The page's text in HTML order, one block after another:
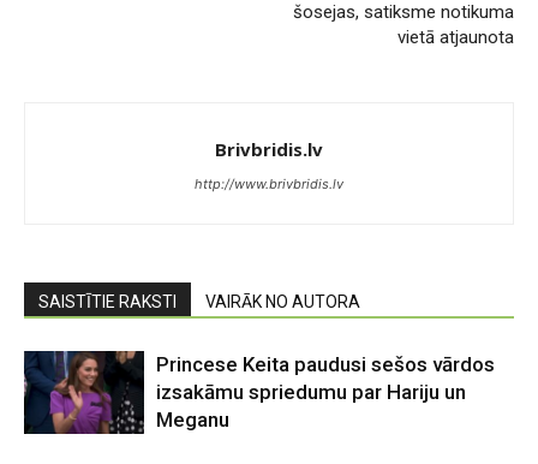
šosejas, satiksme notikuma
vietā atjaunota
Brivbridis.lv
http://www.brivbridis.lv
SAISTĪTIE RAKSTI VAIRĀK NO AUTORA
Princese Keita paudusi sešos vārdos
izsakāmu spriedumu par Hariju un
Meganu